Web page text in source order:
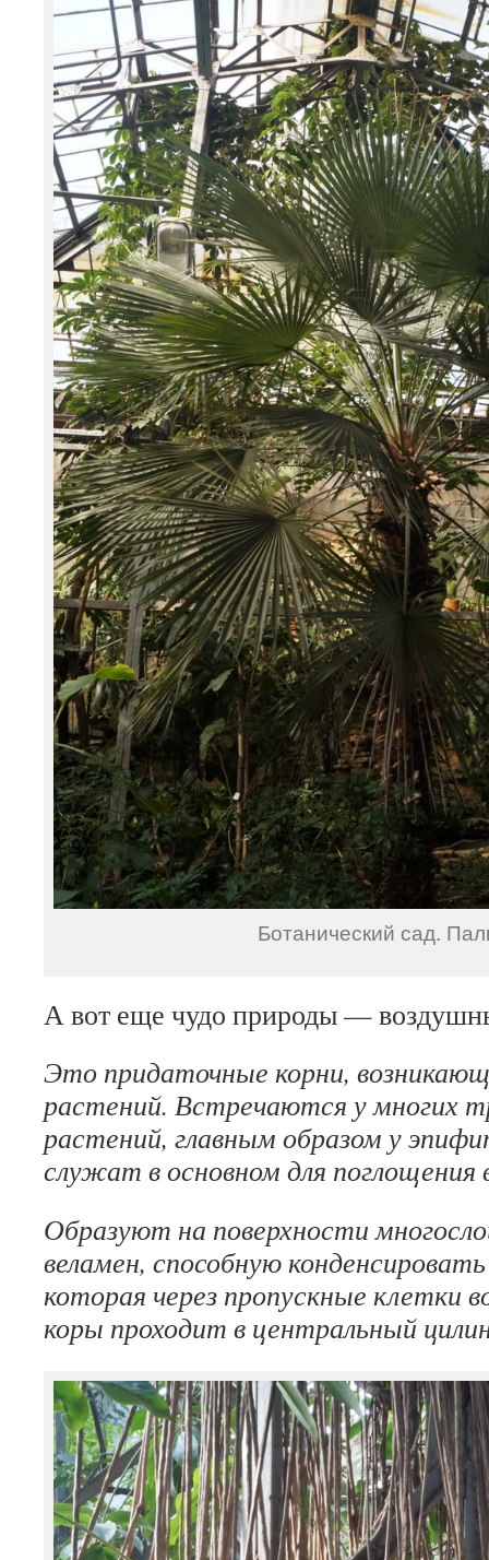
Ботанический сад.
А вот еще чудо природы —
Это придаточные корни,
растений. Встречаются умногих
растений, главным образом у
служат восновном для поглощения
Образуют на поверхности
веламен, способную конденсировать
которая через пропускные клетки
коры проходит в центральный